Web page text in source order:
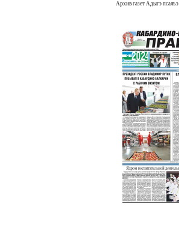
Архив газет Адыгэ псалъэ